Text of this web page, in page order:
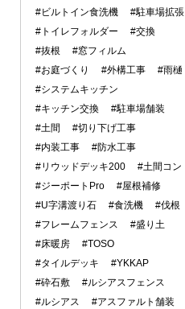
#ビルトイン食洗機
#駐車場拡張
#トイレフォルダー
#交換
#抜根
#窓フィルム
#お庭づくり
#外構工事
#雨樋
#システムキッチン
#キッチン交換
#駐車場舗装
#土間
#切り下げ工事
#内装工事
#防水工事
#リウッドデッキ200
#土間コン
#ジーポートPro
#屋根補修
#U字溝渡り石
#食洗機
#伐根
#フレームフェンス
#盛り土
#床暖房
#TOSO
#タイルデッキ
#YKKAP
#砕石敷
#ルシアスフェンス
#ルシアス
#アスファルト舗装